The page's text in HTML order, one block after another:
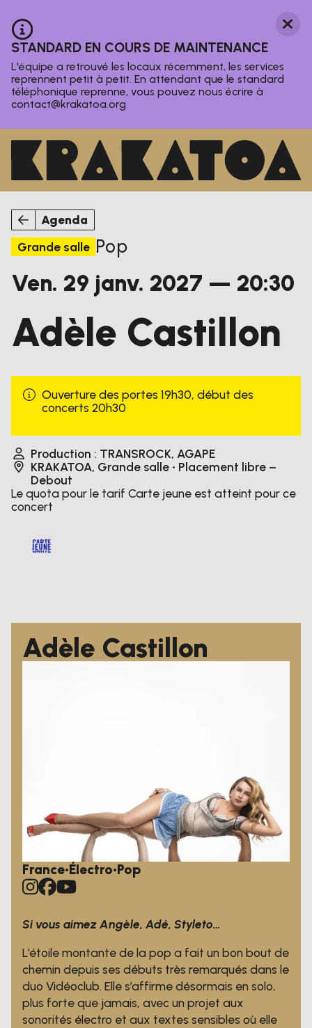
Information :
STANDARD EN COURS DE MAINTENANCE
L'équipe a retrouvé les locaux récemment, les services
reprennent petit à petit. En attendant que le standard
téléphonique reprenne, vous pouvez nous écrire à
contact@krakatoa.org
Agenda
Grande salle Pop
vendredi
Ven. 29 janvier
janv. 2027 — 20:30
Adèle Castillon
Ouverture des portes 19h30, début des
concerts 20h30
Production : TRANSROCK, AGAPE
KRAKATOA, Grande salle • Placement libre –
Debout
Le quota pour le tarif Carte jeune est atteint pour ce
concert
Adèle Castillon
France•Électro•Pop
Si vous aimez Angèle, Adé, Styleto…
L’étoile montante de la pop a fait un bon bout de
chemin depuis ses débuts très remarqués dans le
duo Vidéoclub. Elle s’affirme désormais en solo,
plus forte que jamais, avec un projet aux
sonorités électro et aux textes sensibles où elle
Agenda
Le Krakatoa
Nos activités
Magazine
Infos pratiques
S’inscrire à la newsletter
Instagram
Facebook
TikTokYoutube